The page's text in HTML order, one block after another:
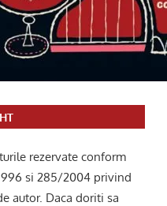
rezervate conform
si 285/2004 privind
autor. Daca doriti sa